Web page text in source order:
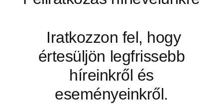
Iratkozzon fel, hogy
értesüljön legfrissebb
híreinkről és
eseményeinkről.